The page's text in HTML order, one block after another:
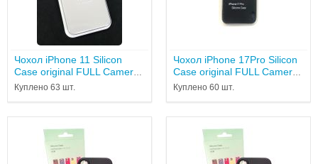
Чохол iPhone 11 Silicon
Case original FULL Camera
№10 Stone...
Куплено 63 шт.
Чохол iPhone 17Pro Silicon
Case original FULL Camera
№18 black...
Куплено 60 шт.